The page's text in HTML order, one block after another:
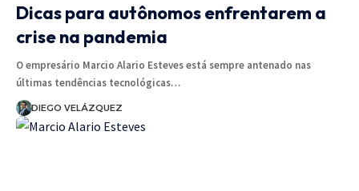
Dicas para autônomos enfrentarem a
crise na pandemia
O empresário Marcio Alario Esteves está sempre antenado nas
últimas tendências tecnológicas…
DIEGO VELÁZQUEZ